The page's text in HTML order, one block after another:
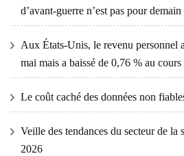
d’avant-guerre n’est pas pour demain
Aux États-Unis, le revenu personnel
mai mais a baissé de 0,76 % au
Le coût caché des données non
Veille des tendances du secteur de la
2026